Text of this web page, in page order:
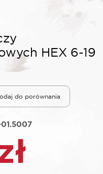
HEX 6-19
do porównania